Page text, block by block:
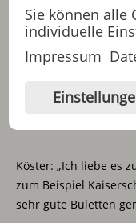
Köster: „Ich mag die
bin, werde ich
TagesZentrum und
ihnen quatsche ich
Köster: „Ich liebe es
zum Beispiel
sehr gute Buletten
Sie können alle
individuelle
Impressum